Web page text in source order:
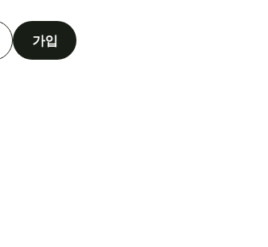
가입